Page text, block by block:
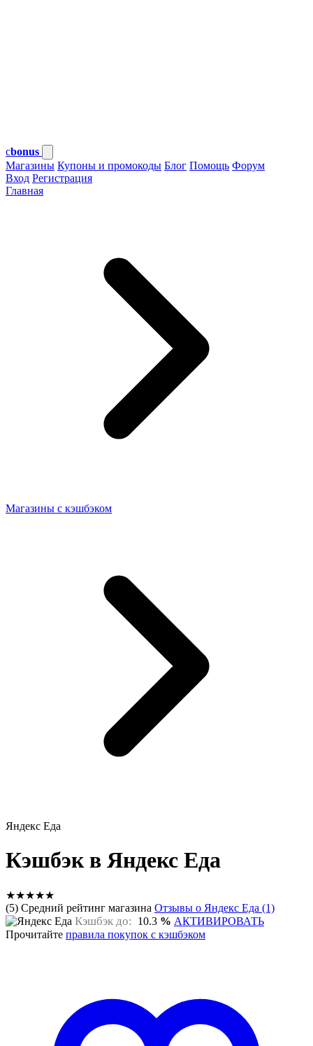
cbonus
Магазины Купоны и промокоды Блог Помощь Форум
Вход Регистрация
Главная
Магазины с кэшбэком
Яндекс Еда
Кэшбэк в Яндекс Еда
★★★★★
(5) Средний рейтинг магазина Отзывы о Яндекс Еда (1)
Кэшбэк до: 10.3 % АКТИВИРОВАТЬ
Прочитайте правила покупок с кэшбэком